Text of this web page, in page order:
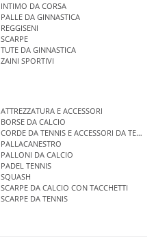
INTIMO DA CORSA
PALLE DA GINNASTICA
REGGISENI
SCARPE
TUTE DA GINNASTICA
ZAINI SPORTIVI
ATTREZZATURA E ACCESSORI
BORSE DA CALCIO
CORDE DA TENNIS E ACCESSORI DA TENNIS
PALLACANESTRO
PALLONI DA CALCIO
PADEL TENNIS
SQUASH
SCARPE DA CALCIO CON TACCHETTI
SCARPE DA TENNIS